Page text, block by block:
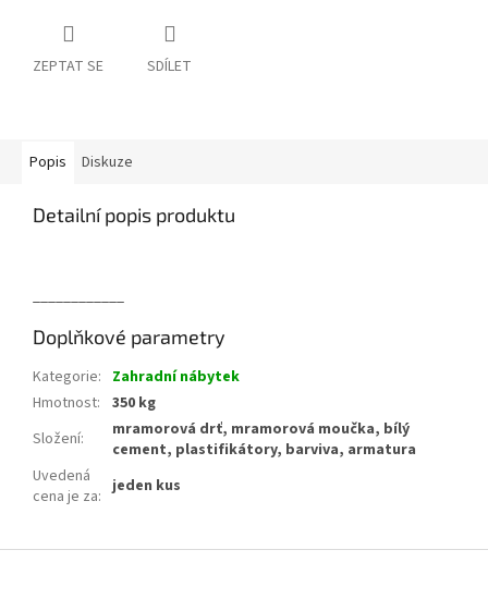
ZEPTAT SE SDÍLET
Popis Diskuze
Detailní popis produktu
____________
Doplňkové parametry
Kategorie: Zahradní nábytek
Hmotnost: 350 kg
Složení:
mramorová drť, mramorová moučka, bílý
cement, plastifikátory, barviva, armatura
Uvedená
cena je za: jeden kus